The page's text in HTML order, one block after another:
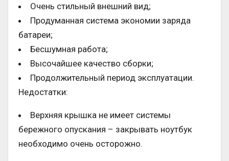
Очень стильный внешний вид;
Продуманная система экономии заряда
батареи;
Бесшумная работа;
Высочайшее качество сборки;
Продолжительный период эксплуатации.
Недостатки:
Верхняя крышка не имеет системы
бережного опускания – закрывать ноутбук
необходимо очень осторожно.